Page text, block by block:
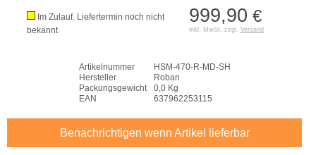
999,90 €
inkl. MwSt. zzgl. Versand
Im Zulauf. Liefertermin noch nicht
bekannt
Artikelnummer
HSM-470-R-MD-SH
Hersteller
Roban
Packungsgewicht
0,0 Kg
EAN
637962253115
Benachrichtigen wenn Artikel lieferbar